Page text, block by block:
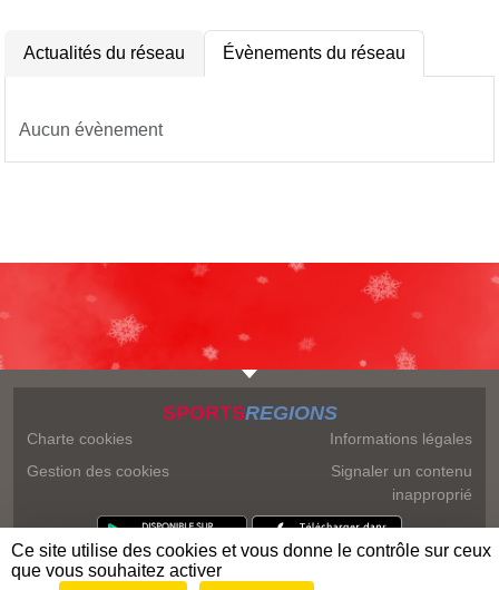
Actualités du réseau Évènements du réseau
Aucun évènement
SPORTSREGIONS
Charte cookies
Gestion des cookies
Informations légales
Signaler un contenu
inapproprié
Ce site utilise des cookies et vous donne le contrôle sur ceux
que vous souhaitez activer